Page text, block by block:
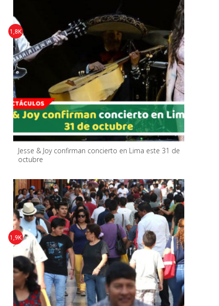
Jesse & Joy confirman concierto en Lima este 31 de
octubre
1,8K
1,9K